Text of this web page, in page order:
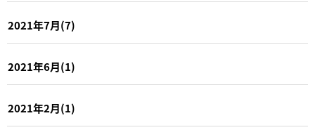
2021年7月(7)
2021年6月(1)
2021年2月(1)